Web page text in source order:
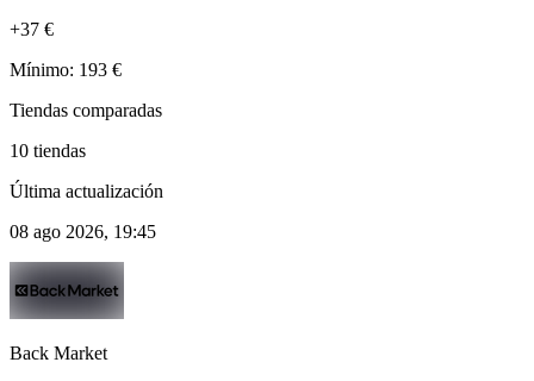
+37 €
Mínimo: 193 €
Tiendas comparadas
10 tiendas
Última actualización
08 ago 2026, 19:45
Back Market